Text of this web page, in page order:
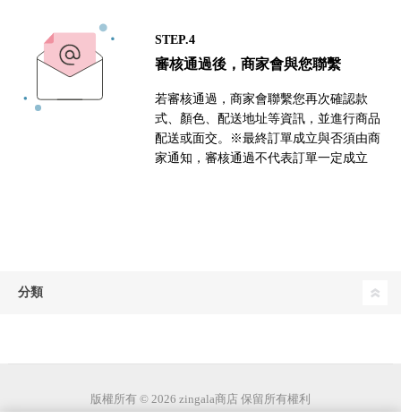
STEP.4
審核通過後，商家會與您聯繫
若審核通過，商家會聯繫您再次確認款
式、顏色、配送地址等資訊，並進行商品
配送或面交。※最終訂單成立與否須由商
家通知，審核通過不代表訂單一定成立
分類
版權所有 © 2026 zingala商店 保留所有權利